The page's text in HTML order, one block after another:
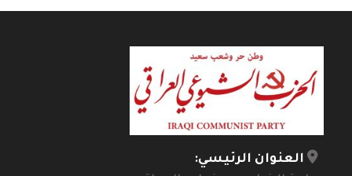
العنوان الرئيسي: